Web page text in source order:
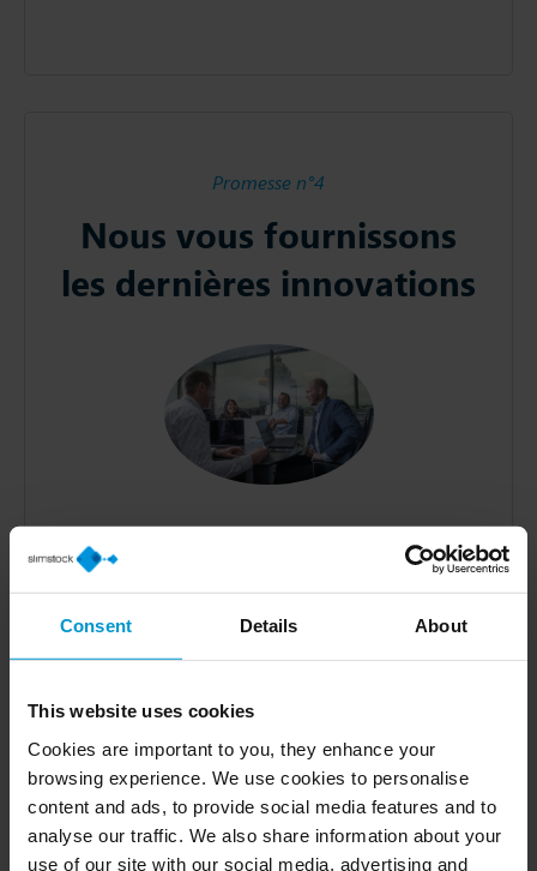
Consent Details About
This website uses cookies
Cookies are important to you, they enhance your
browsing experience. We use cookies to personalise
content and ads, to provide social media features and to
analyse our traffic. We also share information about your
use of our site with our social media, advertising and
Promesse n°4
Nous vous fournissons
les dernières innovations
Ne vous contentez pas d’un
second choix
harmonieuse dans notre solution. Il en résulte
une prise de décision rapide et semi-autonome.
Mais vous gardez toujours le contrôle.